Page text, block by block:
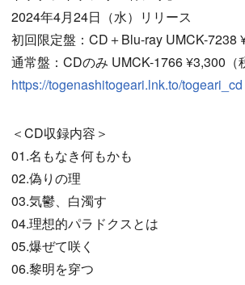
2024年4月24日（水）リリース
初回限定盤：CD＋Blu-ray UMCK-7238
通常盤：CDのみ UMCK-1766 ¥3,300（
https://togenashitogeari.lnk.to/togeari_cd
＜CD収録内容＞
01.名もなき何もかも
02.偽りの理
03.気鬱、白濁す
04.理想的パラドクスとは
05.爆ぜて咲く
06.黎明を穿つ